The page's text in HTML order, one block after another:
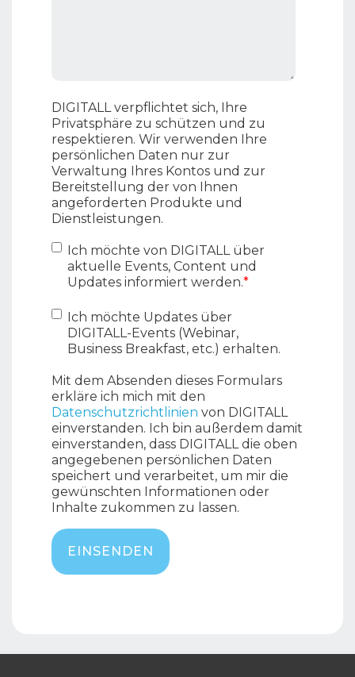
DIGITALL verpflichtet sich, Ihre
Privatsphäre zu schützen und zu
respektieren. Wir verwenden Ihre
persönlichen Daten nur zur
Verwaltung Ihres Kontos und zur
Bereitstellung der von Ihnen
angeforderten Produkte und
Dienstleistungen.
Ich möchte von DIGITALL über
aktuelle Events, Content und
Updates informiert werden.*
Ich möchte Updates über
DIGITALL-Events (Webinar,
Business Breakfast, etc.) erhalten.
Mit dem Absenden dieses Formulars
erkläre ich mich mit den
Datenschutzrichtlinien von DIGITALL
einverstanden. Ich bin außerdem damit
einverstanden, dass DIGITALL die oben
angegebenen persönlichen Daten
speichert und verarbeitet, um mir die
gewünschten Informationen oder
Inhalte zukommen zu lassen.